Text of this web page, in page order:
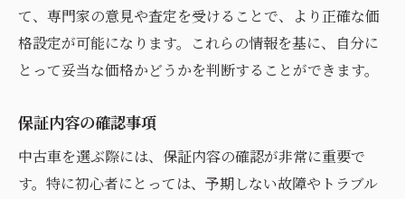
て、専門家の意見や査定を受けることで、より正確な価
格設定が可能になります。これらの情報を基に、自分に
とって妥当な価格かどうかを判断することができます。
保証内容の確認事項
中古車を選ぶ際には、保証内容の確認が非常に重要で
す。特に初心者にとっては、予期しない故障やトラブル